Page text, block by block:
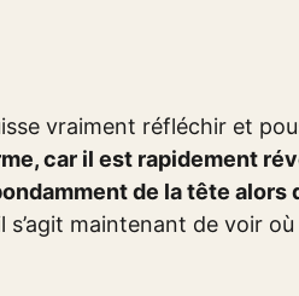
vraiment réfléchir et
car il est rapidement
de la tête alors
s’agit maintenant de voir